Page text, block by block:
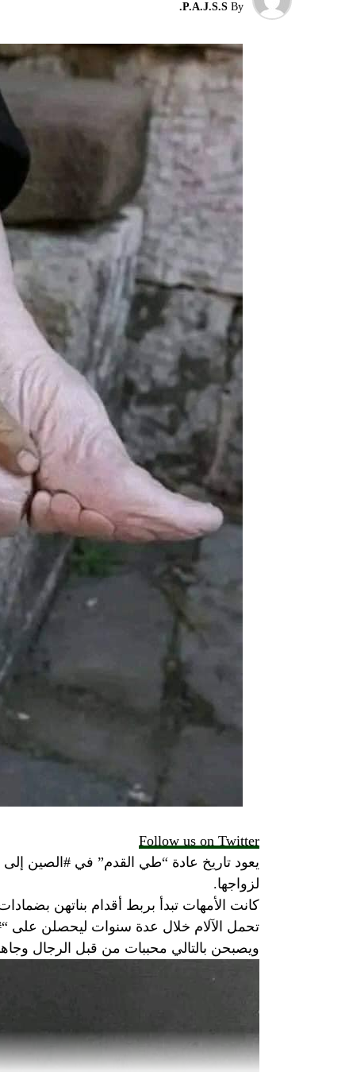
By
P.A.J.S.S.
Follow us on Twitter
يعود تاريخ عادة “طي القدم” في #الصين إلى
لزواجها.
كانت الأمهات تبدأ بربط أقدام بناتهن
تحمل الآلام خلال عدة سنوات ليحصلن على
ويصبحن بالتالي محببات من قبل الرجال